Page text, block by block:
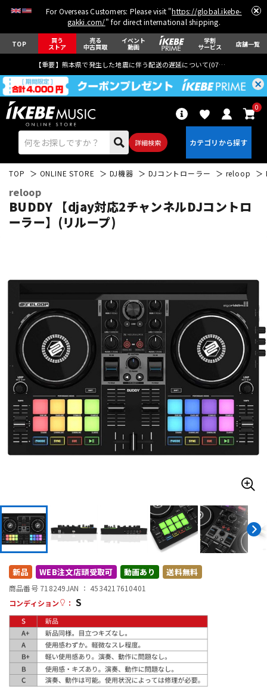
For Overseas Customers: Please visit "https://global.ikebe-
gakki.com/" for direct international shipping.
TOP 買う
ストア
売る
中古買取
イベント
動画
学割
サービス 店舗一覧
【重要】熊本県で発生した地震に伴う配送の遅延について(07月29日
詳細検索
0
パーカッション
キーボード 電子ピアノ
管楽器 その他楽器
アンプ エフェクター
DTM オンライン納品 レコーディング機器
配信/ライブ機器
中古 ヴィンテージ
TOP ONLINE STORE DJ機器 DJコントローラー reloop
reloop
BUDDY 【djay対応2チャンネルDJコントロ
ーラー】(リループ)
新品 WEB注文店頭受取可 動画あり 送料無料
商品番号 718249JAN ： 4534217610401
コンディション
： S